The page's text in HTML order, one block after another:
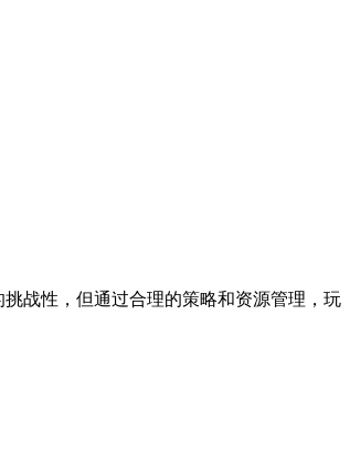
战性，但通过合理的策略和资源管理，玩